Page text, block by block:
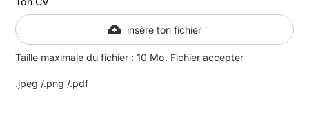
insère ton fichier
Taille maximale du fichier : 10 Mo. Fichier accepter
.jpeg /.png /.pdf